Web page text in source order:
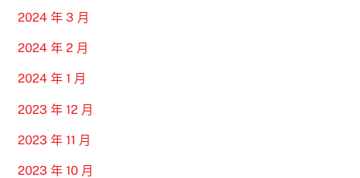
2024 年 3 月
2024 年 2 月
2024 年 1 月
2023 年 12 月
2023 年 11 月
2023 年 10 月